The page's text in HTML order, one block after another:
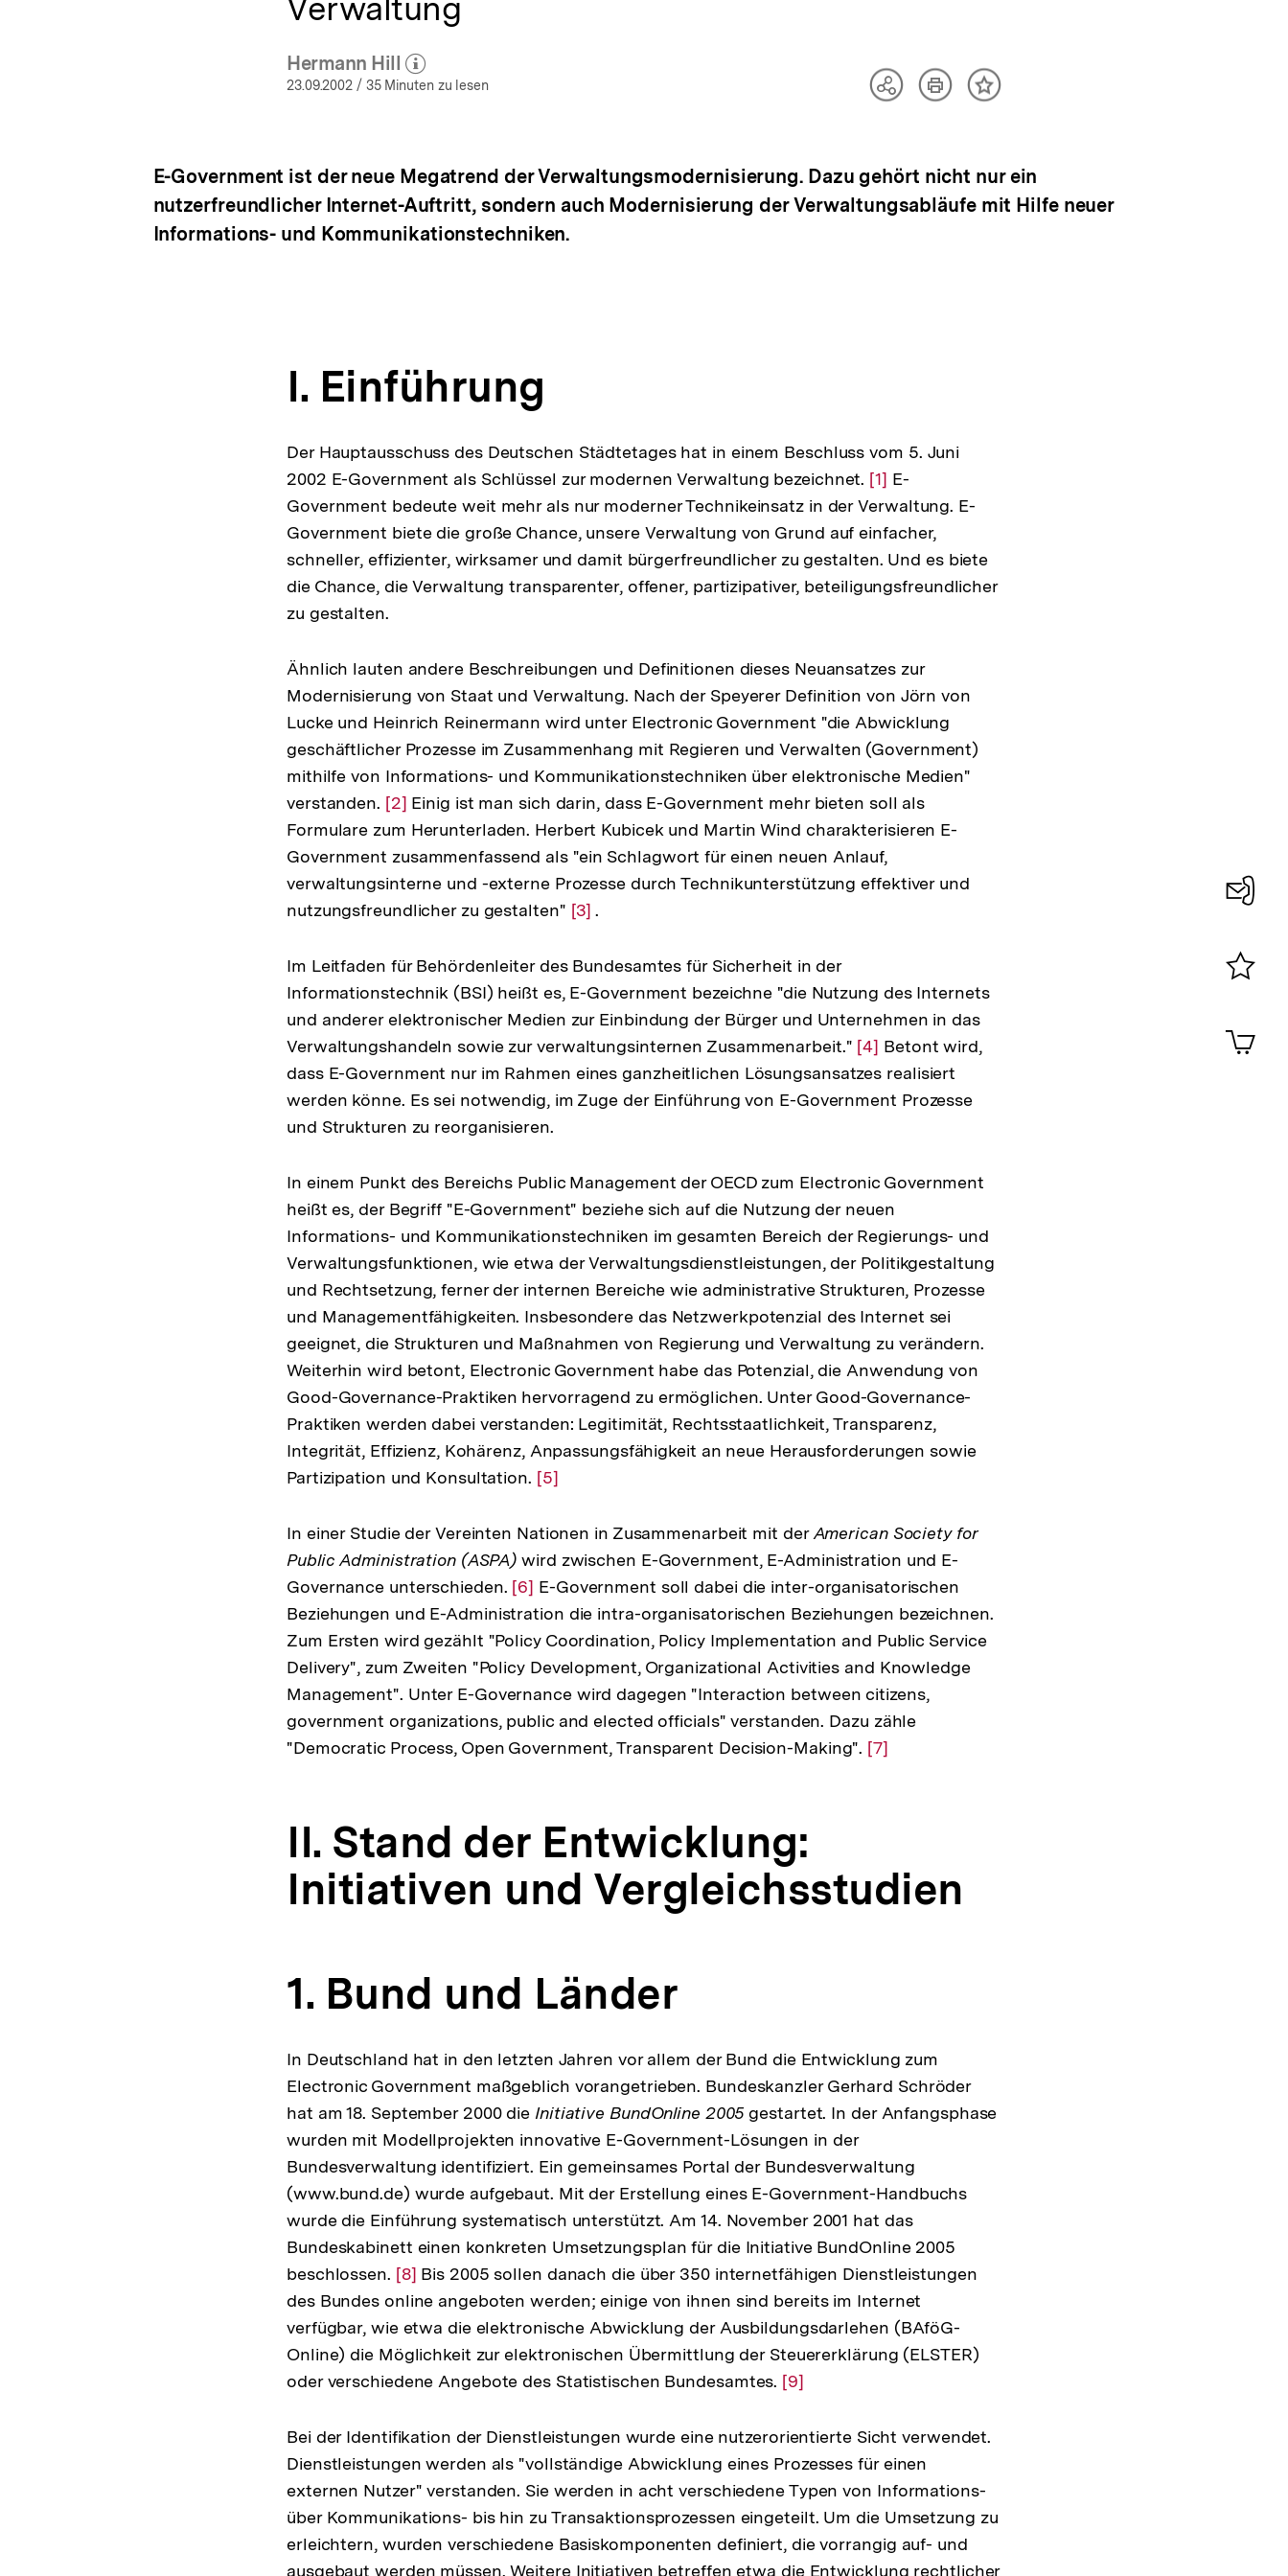
Verwaltung
Hermann Hill
(Mehr zum Autor)
öffnen
23.09.2002 / 35 Minuten zu lesen
TeilenArtikelInhalt
E-Government ist der neue Megatrend der Verwaltungsmodernisierung. Dazu gehört nicht nur ein
nutzerfreundlicher Internet-Auftritt, sondern auch Modernisierung der Verwaltungsabläufe mit Hilfe neuer
Informations- und Kommunikationstechniken.
I. Einführung
Der Hauptausschuss des Deutschen Städtetages hat in einem Beschluss vom 5. Juni
2002 E-Government als Schlüssel zur modernen Verwaltung bezeichnet. Zur
Auflösung
der
Fußnote
[1] E-
Government bedeute weit mehr als nur moderner Technikeinsatz in der Verwaltung. E-
Government biete die große Chance, unsere Verwaltung von Grund auf einfacher,
schneller, effizienter, wirksamer und damit bürgerfreundlicher zu gestalten. Und es biete
die Chance, die Verwaltung transparenter, offener, partizipativer, beteiligungsfreundlicher
zu gestalten.
Ähnlich lauten andere Beschreibungen und Definitionen dieses Neuansatzes zur
Modernisierung von Staat und Verwaltung. Nach der Speyerer Definition von Jörn von
Lucke und Heinrich Reinermann wird unter Electronic Government "die Abwicklung
geschäftlicher Prozesse im Zusammenhang mit Regieren und Verwalten (Government)
mithilfe von Informations- und Kommunikationstechniken über elektronische Medien"
verstanden. Zur
Auflösung
der
Fußnote
[2] Einig ist man sich darin, dass E-Government mehr bieten soll als
Formulare zum Herunterladen. Herbert Kubicek und Martin Wind charakterisieren E-
Government zusammenfassend als "ein Schlagwort für einen neuen Anlauf,
verwaltungsinterne und -externe Prozesse durch Technikunterstützung effektiver und
nutzungsfreundlicher zu gestalten" Zur
der
Fußnote
[3] .
Im Leitfaden für Behördenleiter des Bundesamtes für Sicherheit in der
Informationstechnik (BSI) heißt es, E-Government bezeichne "die Nutzung des Internets
und anderer elektronischer Medien zur Einbindung der Bürger und Unternehmen in das
Verwaltungshandeln sowie zur verwaltungsinternen Zusammenarbeit." Zur
Auflösung
der
[4] Betont wird,
dass E-Government nur im Rahmen eines ganzheitlichen Lösungsansatzes realisiert
werden könne. Es sei notwendig, im Zuge der Einführung von E-Government Prozesse
und Strukturen zu reorganisieren.
In einem Punkt des Bereichs Public Management der OECD zum Electronic Government
heißt es, der Begriff "E-Government" beziehe sich auf die Nutzung der neuen
Informations- und Kommunikationstechniken im gesamten Bereich der Regierungs- und
Verwaltungsfunktionen, wie etwa der Verwaltungsdienstleistungen, der Politikgestaltung
und Rechtsetzung, ferner der internen Bereiche wie administrative Strukturen, Prozesse
und Managementfähigkeiten. Insbesondere das Netzwerkpotenzial des Internet sei
geeignet, die Strukturen und Maßnahmen von Regierung und Verwaltung zu verändern.
Weiterhin wird betont, Electronic Government habe das Potenzial, die Anwendung von
Good-Governance-Praktiken hervorragend zu ermöglichen. Unter Good-Governance-
Praktiken werden dabei verstanden: Legitimität, Rechtsstaatlichkeit, Transparenz,
Integrität, Effizienz, Kohärenz, Anpassungsfähigkeit an neue Herausforderungen sowie
Partizipation und Konsultation. Zur
der
Fußnote
[5]
In einer Studie der Vereinten Nationen in Zusammenarbeit mit derAmerican Society for
Public Administration (ASPA) wird zwischen E-Government, E-Administration und E-
Governance unterschieden. Zur
Auflösung
der
Fußnote
[6] E-Government soll dabei die inter-organisatorischen
Beziehungen und E-Administration die intra-organisatorischen Beziehungen bezeichnen.
Zum Ersten wird gezählt "Policy Coordination, Policy Implementation and Public Service
Delivery", zum Zweiten "Policy Development, Organizational Activities and Knowledge
Management". Unter E-Governance wird dagegen "Interaction between citizens,
government organizations, public and elected officials" verstanden. Dazu zähle
"Democratic Process, Open Government, Transparent Decision-Making". Zur
[7]
II. Stand der Entwicklung:
Initiativen und Vergleichsstudien
1. Bund und Länder
In Deutschland hat in den letzten Jahren vor allem der Bund die Entwicklung zum
Electronic Government maßgeblich vorangetrieben. Bundeskanzler Gerhard Schröder
hat am 18. September 2000 die Initiative BundOnline 2005 gestartet. In der Anfangsphase
wurden mit Modellprojekten innovative E-Government-Lösungen in der
Bundesverwaltung identifiziert. Ein gemeinsames Portal der Bundesverwaltung
(www.bund.de) wurde aufgebaut. Mit der Erstellung eines E-Government-Handbuchs
wurde die Einführung systematisch unterstützt. Am 14. November 2001 hat das
Bundeskabinett einen konkreten Umsetzungsplan für die Initiative BundOnline 2005
beschlossen. Zur
Auflösung
der
Fußnote
[8] Bis 2005 sollen danach die über 350 internetfähigen Dienstleistungen
des Bundes online angeboten werden; einige von ihnen sind bereits im Internet
verfügbar, wie etwa die elektronische Abwicklung der Ausbildungsdarlehen (BAföG-
Online) die Möglichkeit zur elektronischen Übermittlung der Steuererklärung (ELSTER)
oder verschiedene Angebote des Statistischen Bundesamtes. Zur
der
Fußnote
[9]
Bei der Identifikation der Dienstleistungen wurde eine nutzerorientierte Sicht verwendet.
Dienstleistungen werden als "vollständige Abwicklung eines Prozesses für einen
externen Nutzer" verstanden. Sie werden in acht verschiedene Typen von Informations-
über Kommunikations- bis hin zu Transaktionsprozessen eingeteilt. Um die Umsetzung zu
erleichtern, wurden verschiedene Basiskomponenten definiert, die vorrangig auf- und
ausgebaut werden müssen. Weitere Initiativen betreffen etwa die Entwicklung rechtlicher